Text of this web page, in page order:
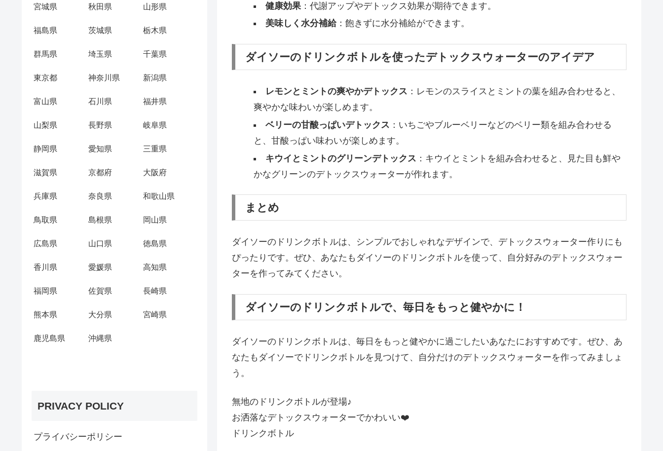
健康効果：代謝アップやデトックス効果が期待できます。
美味しく水分補給：飽きずに水分補給ができます。
ダイソーのドリンクボトルを使ったデトックスウォーターのアイデア
レモンとミントの爽やかデトックス ：レモンのスライスとミントの葉を組み合わせると、
爽やかな味わいが楽しめます。
ベリーの甘酸っぱいデトックス ：いちごやブルーベリーなどのベリー類を組み合わせる
と、甘酸っぱい味わいが楽しめます。
キウイとミントのグリーンデトックス ：キウイとミントを組み合わせると、見た目も鮮や
かなグリーンのデトックスウォーターが作れます。
まとめ
ダイソーのドリンクボトルは、シンプルでおしゃれなデザインで、デトックスウォーター作りにも
ぴったりです。ぜひ、あなたもダイソーのドリンクボトルを使って、自分好みのデトックスウォー
ターを作ってみてください。
ダイソーのドリンクボトルで、毎日をもっと健やかに！
ダイソーのドリンクボトルは、毎日をもっと健やかに過ごしたいあなたにおすすめです。ぜひ、あ
なたもダイソーでドリンクボトルを見つけて、自分だけのデトックスウォーターを作ってみましょ
う。
無地のドリンクボトルが登場♪
お洒落なデトックスウォーターでかわいい❤️
ドリンクボトル
宮城県 秋田県 山形県
福島県 茨城県 栃木県
群馬県 埼玉県 千葉県
東京都 神奈川県 新潟県
富山県 石川県 福井県
山梨県 長野県 岐阜県
静岡県 愛知県 三重県
滋賀県 京都府 大阪府
兵庫県 奈良県 和歌山県
鳥取県 島根県 岡山県
広島県 山口県 徳島県
香川県 愛媛県 高知県
福岡県 佐賀県 長崎県
熊本県 大分県 宮崎県
鹿児島県 沖縄県
PRIVACY POLICY
プライバシーポリシー